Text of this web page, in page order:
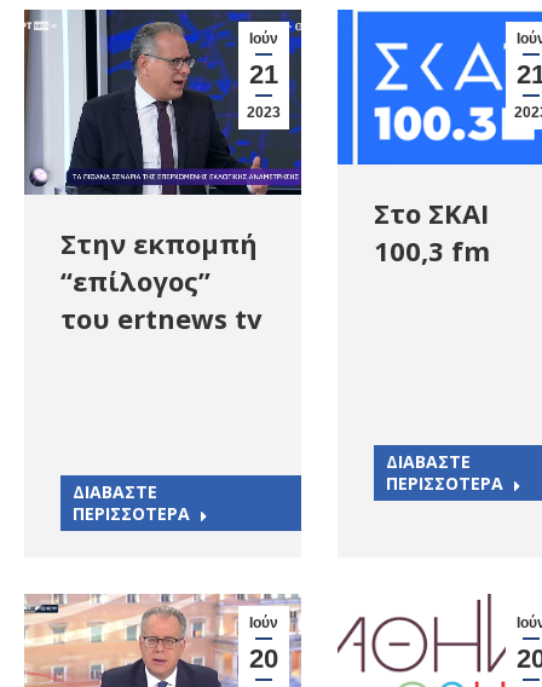
Ιούν
21
2023
Στην εκπομπή
“επίλογος”
του ertnews tv
ΔΙΑΒΑΣΤΕ
ΠΕΡΙΣΣΟΤΕΡΑ
Στο ΣΚΑΙ
100,3 fm
ΔΙΑΒΑΣΤΕ
ΠΕΡΙΣΣΟΤΕΡΑ
Ιούν
20